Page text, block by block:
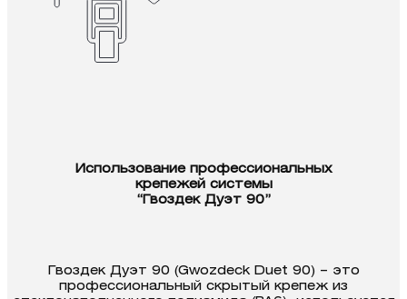
Использование профессиональных
крепежей системы
“Гвоздек Дуэт 90”
Гвоздек Дуэт 90 (Gwozdeck Duet 90) – это
профессиональный скрытый крепеж из